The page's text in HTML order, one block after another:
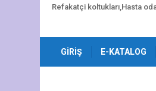
Refakatçi koltukları,Hasta
GIRIŞ E-KATALOG